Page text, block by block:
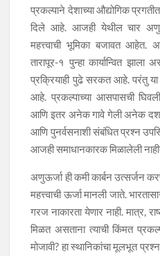
प्रकल्पाने देशाच्या औद्योगिक
दिले आहे. आजही येथील चार
महत्त्वाची भूमिका बजावत आहेत.
तारापूर-१ पुन्हा कार्यान्वित झाला
प्रक्रियाही पुढे सरकत आहे. परंतु या
आहे. प्रकल्पाच्या आसपासची
आणि इतर अनेक गावे गेली अनेक दशके
आणि पुनर्वसनाशी संबंधित प्रश्न
आजही समाधानकारक मिळालेली
अणुऊर्जा ही कमी कार्बन उत्सर्जन
महत्त्वाची ऊर्जा मानली जाते.
गरज नाकारता येणार नाही. मात्र,
मिळत असताना त्याची किंमत
मोजावी? हा स्थानिकांचा मूलभूत